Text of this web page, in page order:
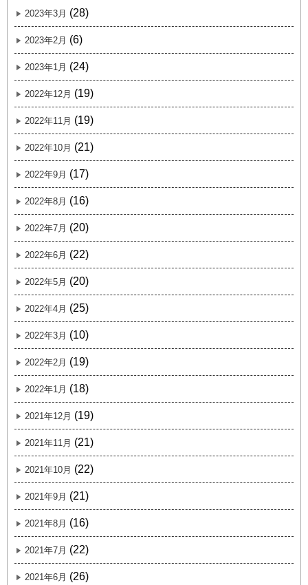
2023年3月 (28)
2023年2月 (6)
2023年1月 (24)
2022年12月 (19)
2022年11月 (19)
2022年10月 (21)
2022年9月 (17)
2022年8月 (16)
2022年7月 (20)
2022年6月 (22)
2022年5月 (20)
2022年4月 (25)
2022年3月 (10)
2022年2月 (19)
2022年1月 (18)
2021年12月 (19)
2021年11月 (21)
2021年10月 (22)
2021年9月 (21)
2021年8月 (16)
2021年7月 (22)
2021年6月 (26)